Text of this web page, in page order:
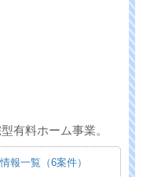
料ホーム事業。
報一覧（6案件）